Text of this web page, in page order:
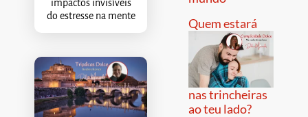
impactos invisíveis
do estresse na mente
Quem estará
nas trincheiras
ao teu lado?